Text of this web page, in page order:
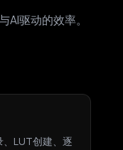
驱动的效率。
LUT创建、逐